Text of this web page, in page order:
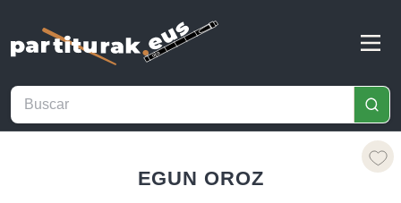
EGUN OROZ